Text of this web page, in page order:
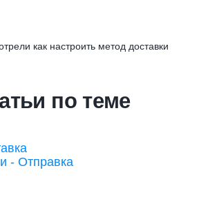
как настроить метод доставки
по теме
- Отправка